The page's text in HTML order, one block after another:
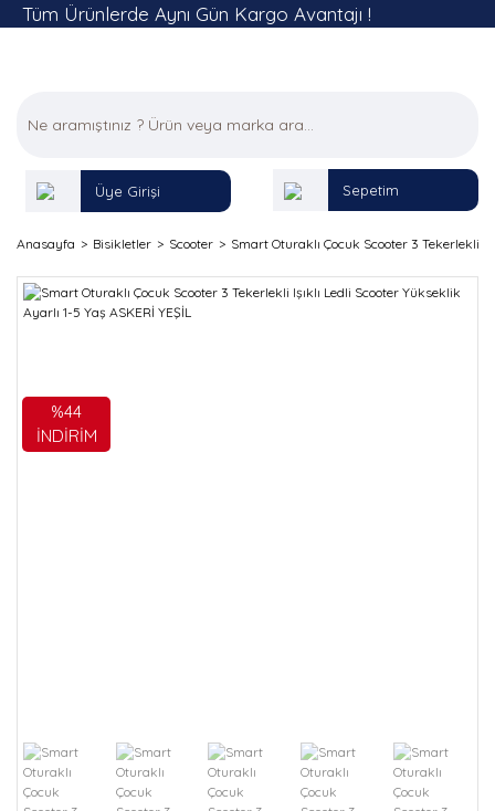
Tüm Ürünlerde Aynı Gün Kargo Avantajı !
Üye Girişi Sepetim
Anasayfa Bisikletler Scooter Smart Oturaklı Çocuk Scooter 3 Tekerlekli
%44
İNDİRİM